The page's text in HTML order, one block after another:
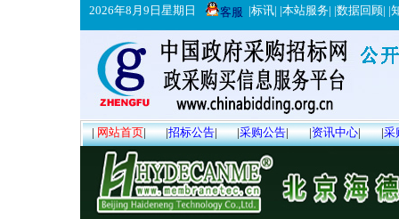
2026年8月9日星期日 客服 |标讯| |本站服务| |数据回顾| |
|网站首页| |招标公告| |采购公告| |资讯中心| |采